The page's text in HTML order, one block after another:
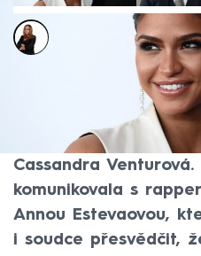
Michaela Bartošová
16. kvě 2025, 16:31
I čtvrtý den soudního
magnátem Seanem
vypovídala jeho
Cassandra
komunikovala s
Annou Estevaovou,
i soudce přesvědčit,